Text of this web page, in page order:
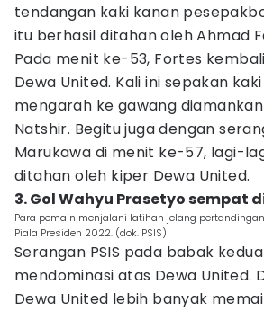
tendangan kaki kanan
itu berhasil ditahan oleh Ahmad
Pada menit ke-53, Fortes
Dewa United. Kali ini sepakan
mengarah ke gawang
Natshir. Begitu juga dengan
Marukawa di menit ke-57, lagi-
ditahan oleh kiper Dewa United.
3. Gol Wahyu Prasetyo sempat
Para pemain menjalani latihan jelang
Piala Presiden 2022. (dok. PSIS)
Serangan PSIS pada babak
mendominasi atas Dewa United.
Dewa United lebih banyak